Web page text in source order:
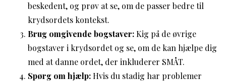
beskedent, og prøv at se, om de passer bedre til
krydsordets kontekst.
Brug omgivende bogstaver:Kig på de øvrige
bogstaver i krydsordet og se, om de kan hjælpe dig
med at danne ordet, der inkluderer SMÅT.
Spørg om hjælp:Hvis du stadig har problemer